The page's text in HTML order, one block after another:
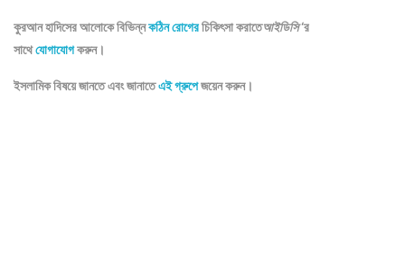
কুরআন হাদিসের আলোকে বিভিন্নকঠিন রোগেরচিকিৎসা করাতেআইডিসি‘র
সাথেযোগাযোগকরুন।
ইসলামিক বিষয়ে জানতে এবং জানাতেএই গ্রুপেজয়েন করুন।